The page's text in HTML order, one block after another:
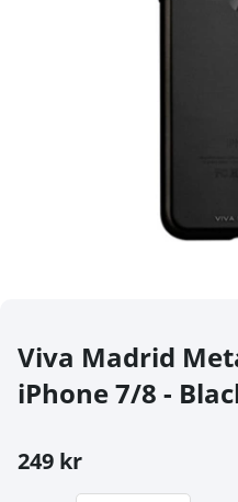
Viva Madrid
iPhone 7/8 -
249 kr